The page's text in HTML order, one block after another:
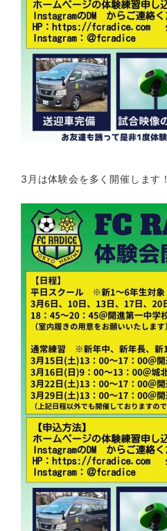
3月は体験会を多く開催します！